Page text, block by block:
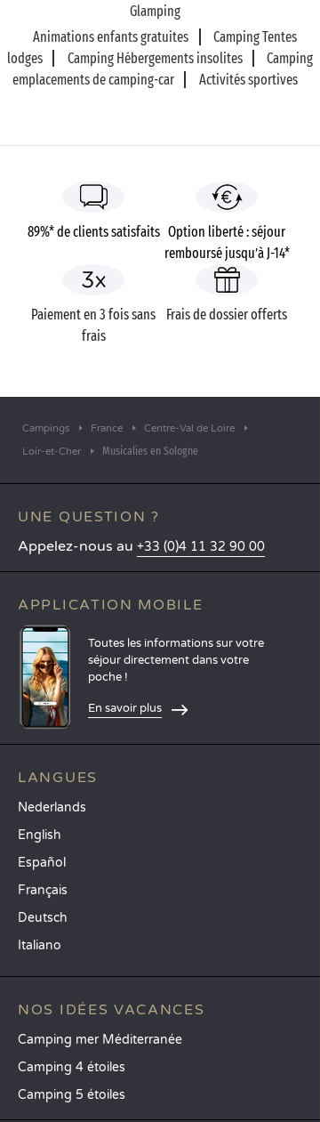
Glamping
Animations enfants gratuites
Camping Tentes
lodges
Camping Hébergements insolites
Camping
emplacements de camping-car
Activités sportives
89%* de clients satisfaits Option liberté : séjour
remboursé jusqu’à J-14*
Paiement en 3 fois sans
frais
Frais de dossier offerts
Campings France
Centre-Val de Loire
Loir-et-Cher
Musicalies en Sologne
UNE QUESTION ?
Appelez-nous au +33 (0)4 11 32 90 00
APPLICATION MOBILE
Toutes les informations sur votre
séjour directement dans votre
poche !
En savoir plus
LANGUES
Nederlands
English
Español
Français
Deutsch
Italiano
NOS IDÉES VACANCES
Camping mer Méditerranée
Camping 4 étoiles
Camping 5 étoiles